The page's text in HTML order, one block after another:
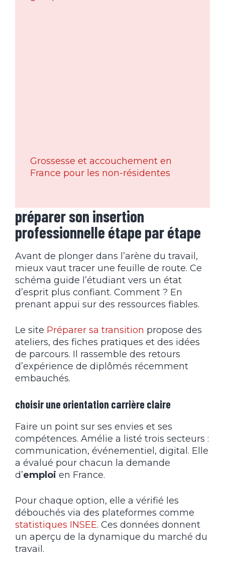
Grossesse et accouchement en
France pour les non-résidentes
préparer son insertion
professionnelle étape par étape
Avant de plonger dans l’arène du travail,
mieux vaut tracer une feuille de route. Ce
schéma guide l’étudiant vers un état
d’esprit plus confiant. Comment ? En
prenant appui sur des ressources fiables.
Le site Préparer sa transition propose des
ateliers, des fiches pratiques et des idées
de parcours. Il rassemble des retours
d’expérience de diplômés récemment
embauchés.
choisir une orientation carrière claire
Faire un point sur ses envies et ses
compétences. Amélie a listé trois secteurs :
communication, événementiel, digital. Elle
a évalué pour chacun la demande
d’emploi en France.
Pour chaque option, elle a vérifié les
débouchés via des plateformes comme
statistiques INSEE. Ces données donnent
un aperçu de la dynamique du marché du
travail.